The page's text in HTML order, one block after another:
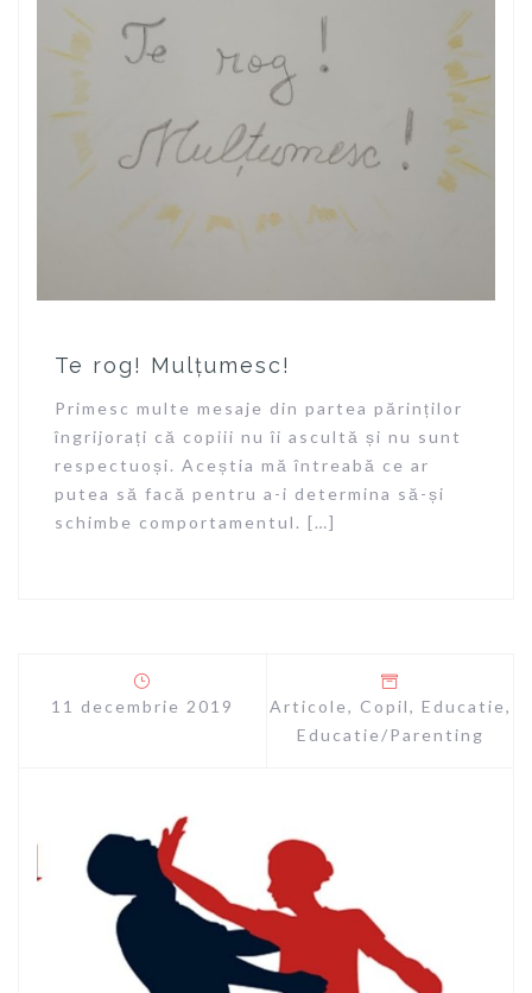
Te rog! Mulțumesc!
Primesc multe mesaje din partea părinților
îngrijorați că copiii nu îi ascultă și nu sunt
respectuoși. Aceștia mă întreabă ce ar
putea să facă pentru a-i determina să-și
schimbe comportamentul. […]
11 decembrie 2019 Articole, Copil, Educatie,
Educatie/Parenting